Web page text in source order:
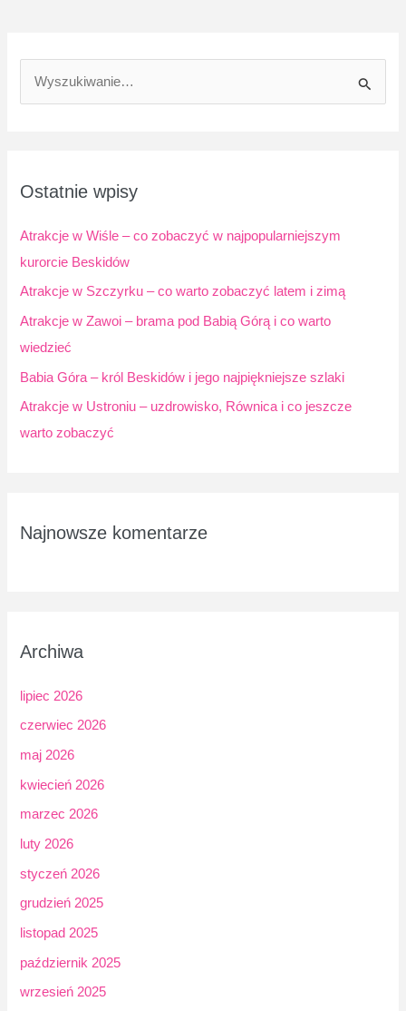
d
l
Ostatnie wpisy
Atrakcje w Wiśle – co zobaczyć w najpopularniejszym
kurorcie Beskidów
Atrakcje w Szczyrku – co warto zobaczyć latem i zimą
Atrakcje w Zawoi – brama pod Babią Górą i co warto
wiedzieć
Babia Góra – król Beskidów i jego najpiękniejsze szlaki
Atrakcje w Ustroniu – uzdrowisko, Równica i co jeszcze
warto zobaczyć
Najnowsze komentarze
Archiwa
lipiec 2026
czerwiec 2026
maj 2026
kwiecień 2026
marzec 2026
luty 2026
styczeń 2026
grudzień 2025
listopad 2025
październik 2025
wrzesień 2025